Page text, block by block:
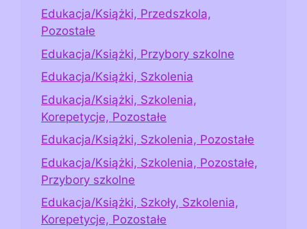
Edukacja/Książki, Przedszkola,
Pozostałe
Edukacja/Książki, Przybory szkolne
Edukacja/Książki, Szkolenia
Edukacja/Książki, Szkolenia,
Korepetycje, Pozostałe
Edukacja/Książki, Szkolenia, Pozostałe
Edukacja/Książki, Szkolenia, Pozostałe,
Przybory szkolne
Edukacja/Książki, Szkoły, Szkolenia,
Korepetycje, Pozostałe